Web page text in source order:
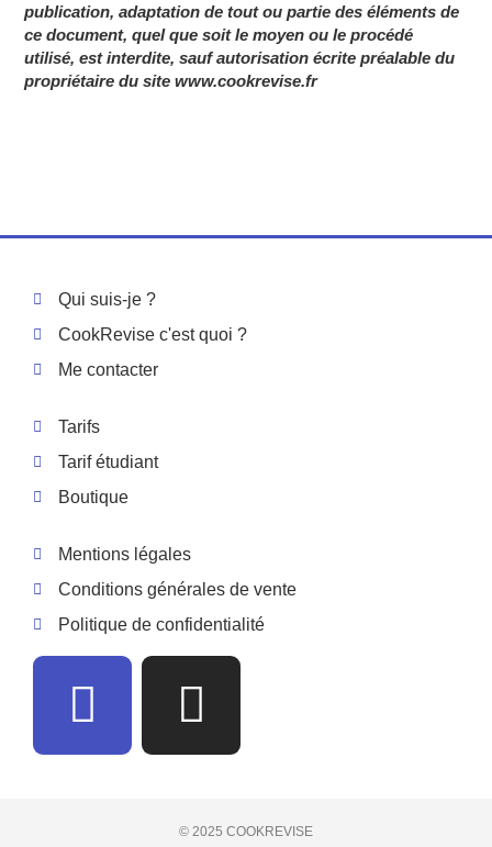
publication, adaptation de tout ou partie des éléments de
ce document, quel que soit le moyen ou le procédé
utilisé, est interdite, sauf autorisation écrite préalable du
propriétaire du site www.cookrevise.fr
Qui suis-je ?
CookRevise c'est quoi ?
Me contacter
Tarifs
Tarif étudiant
Boutique
Mentions légales
Conditions générales de vente
Politique de confidentialité
© 2025 COOKREVISE